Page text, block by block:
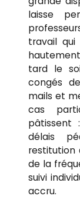
laisse
travail
tard le
congés
mails et
cas
pâtissent
délais
restitution
de la
suivi
accru.